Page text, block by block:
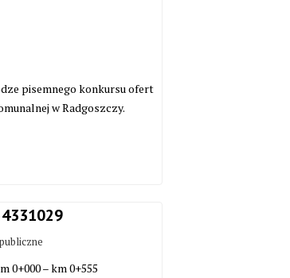
pisemnego konkursu ofert
w Radgoszczy.
0+000 – km 0+555